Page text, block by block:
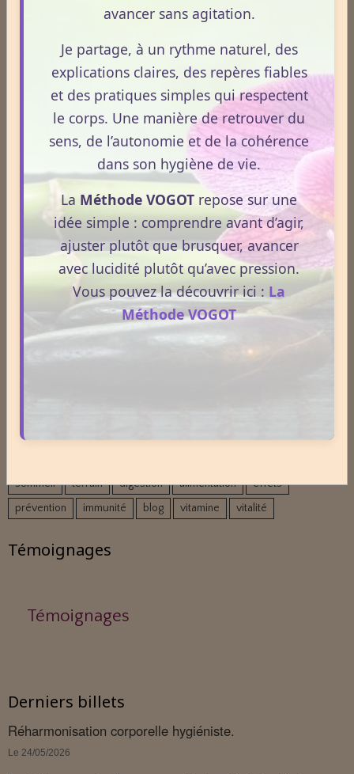
Format : 300 × 250 px
Emplacement disponible
Cliquez ici pour consulter les
tarifs.
Evaluez vos connaissances
Mini‑quizz
Plantes médicinales
Nature & sciences
Anatomie & physiologie
Fruits & légumes
naturopathie
sommeil
terrain digestion alimentation
effets
prévention
immunité blog vitamine vitalité
Témoignages
Témoignages
Derniers billets
Réharmonisation corporelle hygiéniste.
Le 24/05/2026
avancer sans agitation.
Je partage, à un rythme naturel, des
explications claires, des repères fiables
et des pratiques simples qui respectent
le corps. Une manière de retrouver du
sens, de l’autonomie et de la cohérence
dans son hygiène de vie.
La Méthode VOGOT repose sur une
idée simple : comprendre avant d’agir,
ajuster plutôt que brusquer, avancer
avec lucidité plutôt qu’avec pression.
Vous pouvez la découvrir ici : La
Méthode VOGOT